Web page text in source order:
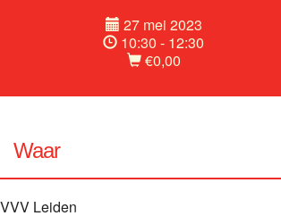
27 mei 2023
10:30 - 12:30
€0,00
Waar
VVV Leiden